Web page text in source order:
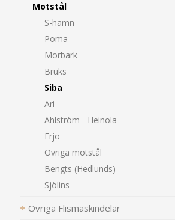
Motstål
S-hamn
Poma
Morbark
Bruks
Siba
Ari
Ahlström - Heinola
Erjo
Övriga motstål
Bengts (Hedlunds)
Sjölins
Övriga Flismaskindelar